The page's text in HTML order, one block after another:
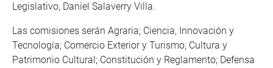
Legislativo, Daniel Salaverry Villa.
Las comisiones serán Agraria; Ciencia, Innovación y
Tecnología; Comercio Exterior y Turismo; Cultura y
Patrimonio Cultural; Constitución y Reglamento; Defensa